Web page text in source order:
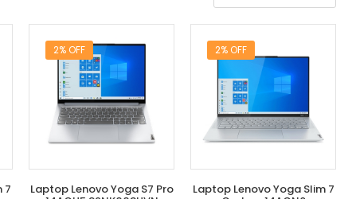
7
2% OFF
Laptop Lenovo Yoga S7 Pro
2% OFF
Laptop Lenovo Yoga Slim 7